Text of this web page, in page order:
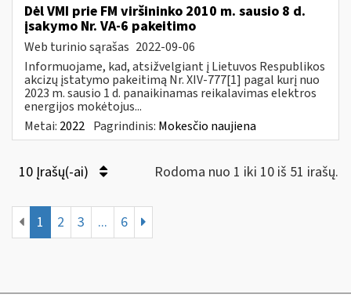
Dėl VMI prie FM viršininko 2010 m. sausio 8 d.
įsakymo Nr. VA-6 pakeitimo
Web turinio sąrašas 2022-09-06
Informuojame, kad, atsižvelgiant į Lietuvos Respublikos
akcizų įstatymo pakeitimą Nr. XIV-777[1] pagal kurį nuo
2023 m. sausio 1 d. panaikinamas reikalavimas elektros
energijos mokėtojus...
Metai: 2022 Pagrindinis: Mokesčio naujiena
10 Įrašų(-ai) Rodoma nuo 1 iki 10 iš 51 irašų.
1 2 3 ... 6